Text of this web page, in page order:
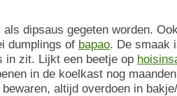
als dipsaus gegeten worden.
dumplings of bapao. De smaak
in zit. Lijkt een beetje op
in de koelkast nog
altijd overdoen in